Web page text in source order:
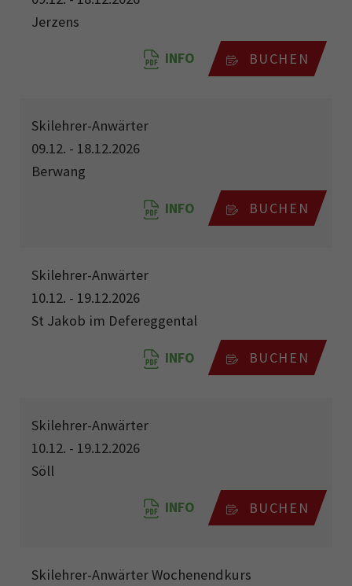
Jerzens
INFO BUCHEN
Skilehrer-Anwärter
09.12. - 18.12.2026
Berwang
INFO BUCHEN
Skilehrer-Anwärter
10.12. - 19.12.2026
St Jakob im Defereggental
INFO BUCHEN
Skilehrer-Anwärter
10.12. - 19.12.2026
Söll
INFO BUCHEN
Skilehrer-Anwärter Wochenendkurs